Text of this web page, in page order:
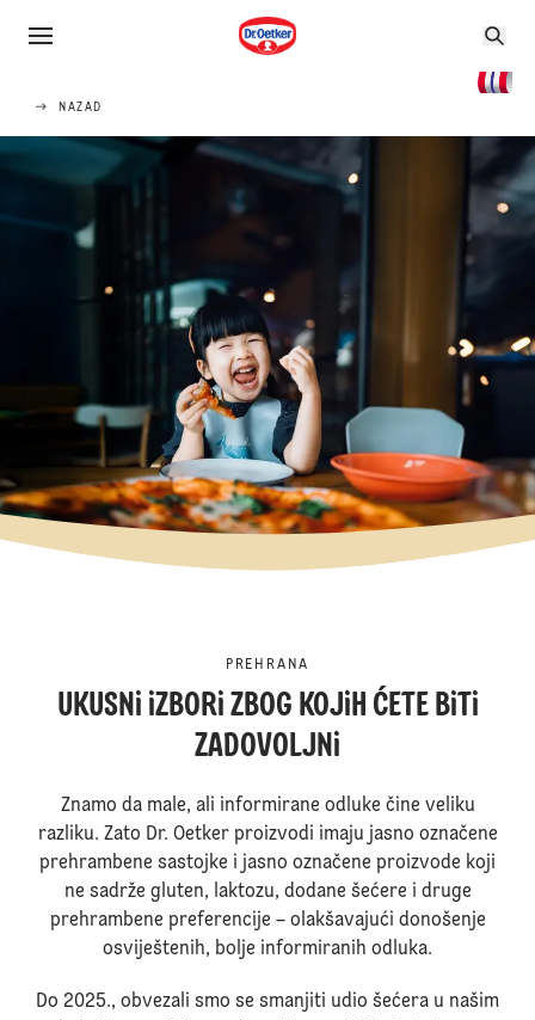
NAZAD
PREHRANA
UKUSNi iZBORi ZBOG KOJiH ĆETE BiTi
ZADOVOLJNi
Znamo da male, ali informirane odluke čine veliku
razliku. Zato Dr. Oetker proizvodi imaju jasno označene
prehrambene sastojke i jasno označene proizvode koji
ne sadrže gluten, laktozu, dodane šećere i druge
prehrambene preferencije – olakšavajući donošenje
osviještenih, bolje informiranih odluka.
Do 2025., obvezali smo se smanjiti udio šećera u našim